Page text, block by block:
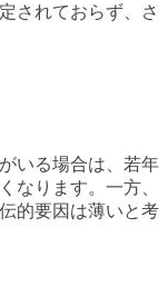
されておらず、さ
いる場合は、若年
なります。一方、
的要因は薄いと考